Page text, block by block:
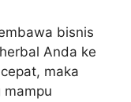
bisnis
Anda ke
maka
mampu